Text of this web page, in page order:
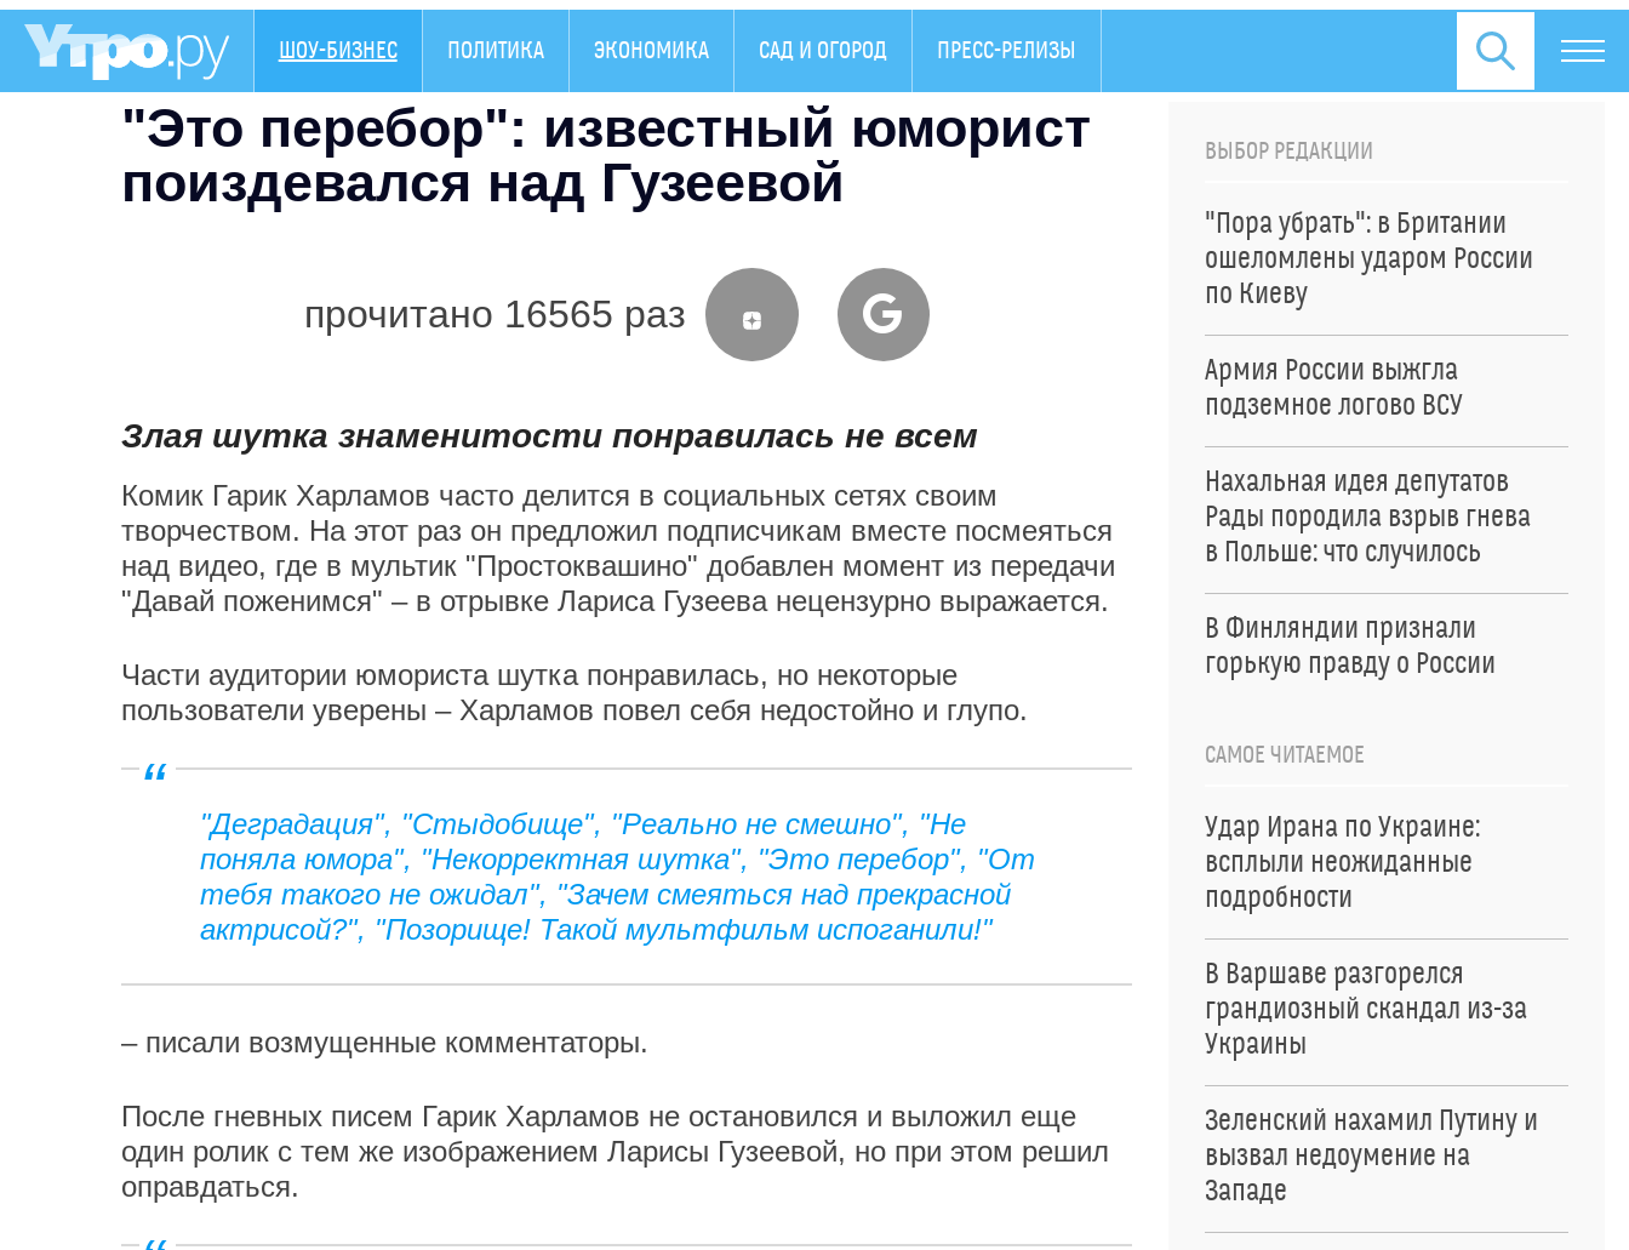
ШОУ-БИЗНЕС ПОЛИТИКА ЭКОНОМИКА САД И ОГОРОД ПРЕСС-РЕЛИЗЫ
"Это перебор": известный юморист
поиздевался над Гузеевой
прочитано 16565 раз
Злая шутка знаменитости понравилась не всем
Комик Гарик Харламов часто делится в социальных сетях своим
творчеством. На этот раз он предложил подписчикам вместе посмеяться
над видео, где в мультик "Простоквашино" добавлен момент из передачи
"Давай поженимся" – в отрывке Лариса Гузеева нецензурно выражается.
Части аудитории юмориста шутка понравилась, но некоторые
пользователи уверены – Харламов повел себя недостойно и глупо.
"Деградация", "Стыдобище", "Реально не смешно", "Не
поняла юмора", "Некорректная шутка", "Это перебор", "От
тебя такого не ожидал", "Зачем смеяться над прекрасной
актрисой?", "Позорище! Такой мультфильм испоганили!"
– писали возмущенные комментаторы.
После гневных писем Гарик Харламов не остановился и выложил еще
один ролик с тем же изображением Ларисы Гузеевой, но при этом решил
оправдаться.
ВЫБОР РЕДАКЦИИ
"Пора убрать": в Британии
ошеломлены ударом России
по Киеву
Армия России выжгла
подземное логово ВСУ
Нахальная идея депутатов
Рады породила взрыв гнева
в Польше: что случилось
В Финляндии признали
горькую правду о России
САМОЕ ЧИТАЕМОЕ
Удар Ирана по Украине:
всплыли неожиданные
подробности
В Варшаве разгорелся
грандиозный скандал из-за
Украины
Зеленский нахамил Путину и
вызвал недоумение на
Западе